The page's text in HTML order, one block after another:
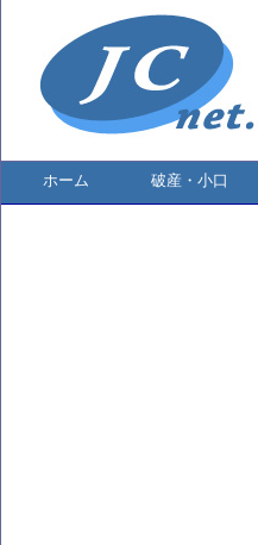
ホーム 破産・小口